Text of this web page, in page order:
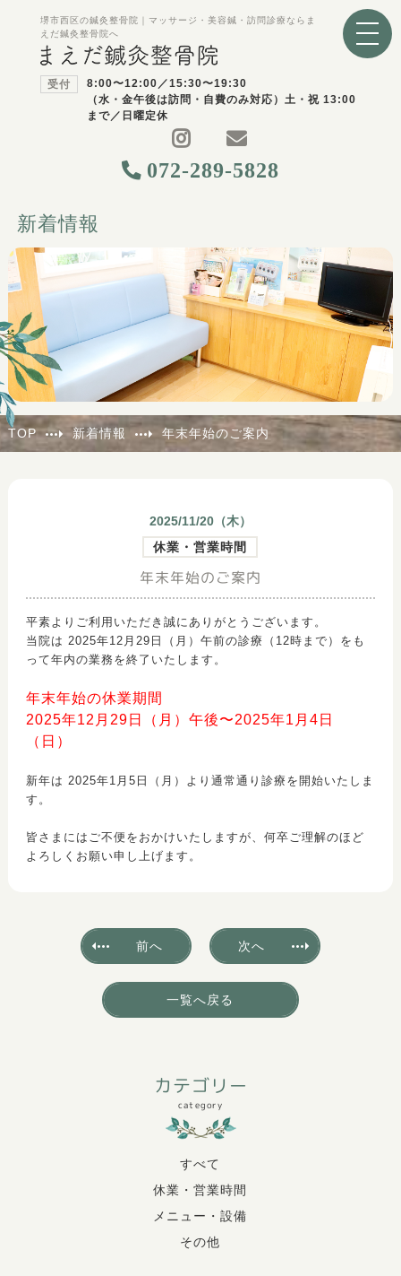
堺市西区の鍼灸整骨院｜マッサージ・美容鍼・訪問診療ならま
えだ鍼灸整骨院へ
受付
8:00〜12:00／15:30〜19:30
（水・金午後は訪問・自費のみ対応）土・祝 13:00
まで／日曜定休
072-289-5828
新着情報
TOP 新着情報 年末年始のご案内
2025/11/20（木）
休業・営業時間
年末年始のご案内
平素よりご利用いただき誠にありがとうございます。
当院は 2025年12月29日（月）午前の診療（12時まで）をも
って年内の業務を終了いたします。
年末年始の休業期間
2025年12月29日（月）午後〜2025年1月4日
（日）
新年は 2025年1月5日（月）より通常通り診療を開始いたしま
す。
皆さまにはご不便をおかけいたしますが、何卒ご理解のほど
よろしくお願い申し上げます。
前へ
一覧へ戻る
次へ
カテゴリー
category
すべて
休業・営業時間
メニュー・設備
その他